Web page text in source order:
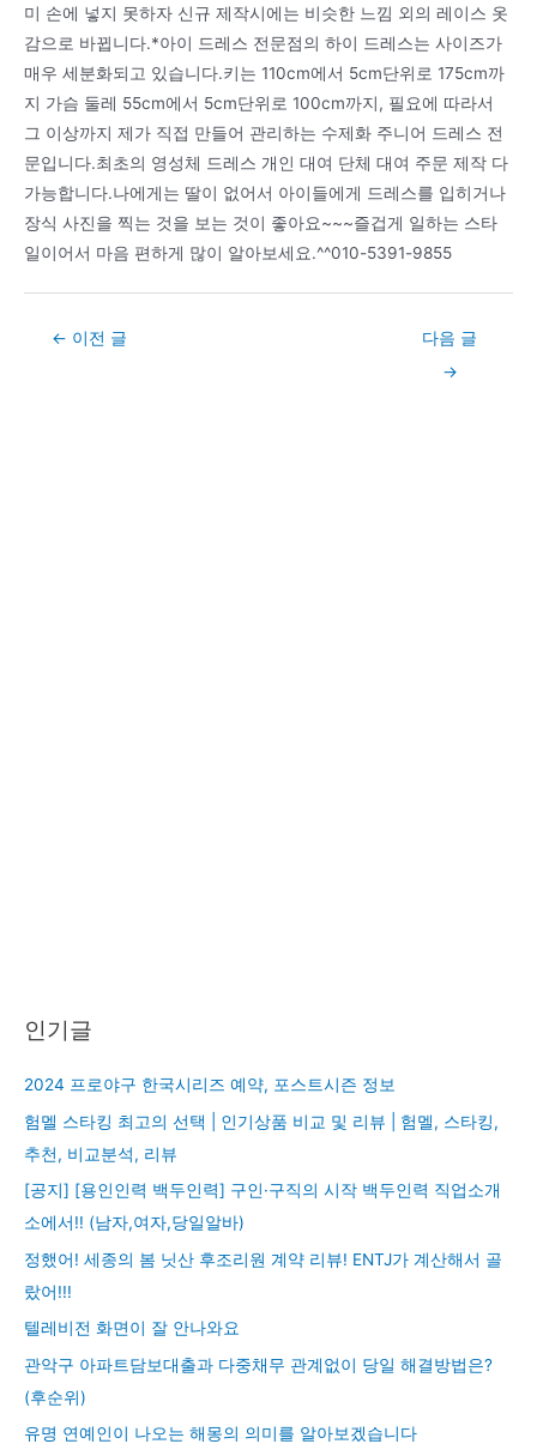
미 손에 넣지 못하자 신규 제작시에는 비슷한 느낌 외의 레이스 옷
감으로 바뀝니다.*아이 드레스 전문점의 하이 드레스는 사이즈가
매우 세분화되고 있습니다.키는 110cm에서 5cm단위로 175cm까
지 가슴 둘레 55cm에서 5cm단위로 100cm까지, 필요에 따라서
그 이상까지 제가 직접 만들어 관리하는 수제화 주니어 드레스 전
문입니다.최초의 영성체 드레스 개인 대여 단체 대여 주문 제작 다
가능합니다.나에게는 딸이 없어서 아이들에게 드레스를 입히거나
장식 사진을 찍는 것을 보는 것이 좋아요~~~즐겁게 일하는 스타
일이어서 마음 편하게 많이 알아보세요.^^010-5391-9855
Post← 이전 글
다음 글
→
인기글
2024 프로야구 한국시리즈 예약, 포스트시즌 정보
험멜 스타킹 최고의 선택 | 인기상품 비교 및 리뷰 | 험멜, 스타킹,
추천, 비교분석, 리뷰
[공지] [용인인력 백두인력] 구인·구직의 시작 백두인력 직업소개
소에서!! (남자,여자,당일알바)
정했어! 세종의 봄 닛산 후조리원 계약 리뷰! ENTJ가 계산해서 골
랐어!!!
텔레비전 화면이 잘 안나와요
관악구 아파트담보대출과 다중채무 관계없이 당일 해결방법은?
(후순위)
유명 연예인이 나오는 해몽의 의미를 알아보겠습니다